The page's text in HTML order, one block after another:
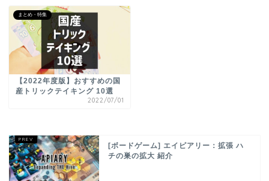
まとめ・特集
【2022年度版】おすすめの国
産トリックテイキング 10選
2022/07/01
[ボードゲーム] エイピアリー：拡張 ハ
チの巣の拡大 紹介